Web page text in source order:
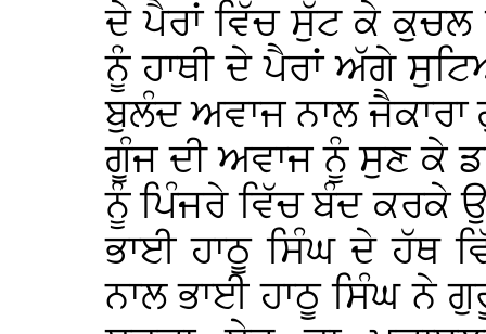
ਦੇ ਪੈਰਾਂ ਵਿੱਚ ਸੁੱਟ ਕੇ ਕੁਚਲ
ਨੂੰ ਹਾਥੀ ਦੇ ਪੈਰਾਂ ਅੱਗੇ
ਬੁਲੰਦ ਅਵਾਜ ਨਾਲ
ਗੂੰਜ ਦੀ ਅਵਾਜ ਨੂੰ ਸੁਣ ਕੇ
ਨੂੰ ਪਿੰਜਰੇ ਵਿੱਚ ਬੰਦ ਕਰਕੇ
ਭਾਈ ਹਾਠੂ ਸਿੰਘ ਦੇ ਹੱਥ
ਨਾਲ ਭਾਈ ਹਾਠੂ ਸਿੰਘ ਨੇ